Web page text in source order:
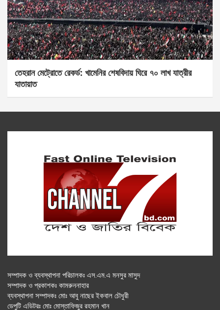
তেহরান মেট্রোতে রেকর্ড: খামেনির শেষবিদায় ঘিরে ৭০ লাখ যাত্রীর
যাতায়াত
সম্পাদক ও ব্যবস্থাপনা পরিচালকঃ এস.এম.এ মনসুর মাসুদ
সম্পাদক ও প্রকাশকঃ কামরুননাহার
ব্যবস্থাপনা সম্পাদকঃ মোঃ আবু নাছের ইকবাল চৌধুরী
ডেপুটি এডিটরঃ মোঃ মোস্তাফিজুর রহমান খান